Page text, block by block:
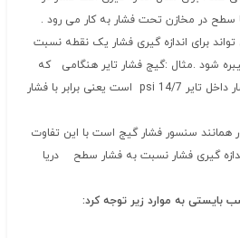
سطح در مخازن تحت فشار به کار می رود .
برای اندازه گیری فشار یک نقطه نسبت
شود .مثال :گیج فشار تایر هنگامی که
تایر مقدار psi 0 را میخواند فشار داخل تایر psi 14/7 است یعنی برابر با فشار
سنسور فشار گیج است با این تفاوت
گیری فشار نسبت به فشار سطح دریا
بایستی به موارد زیر توجه کرد: